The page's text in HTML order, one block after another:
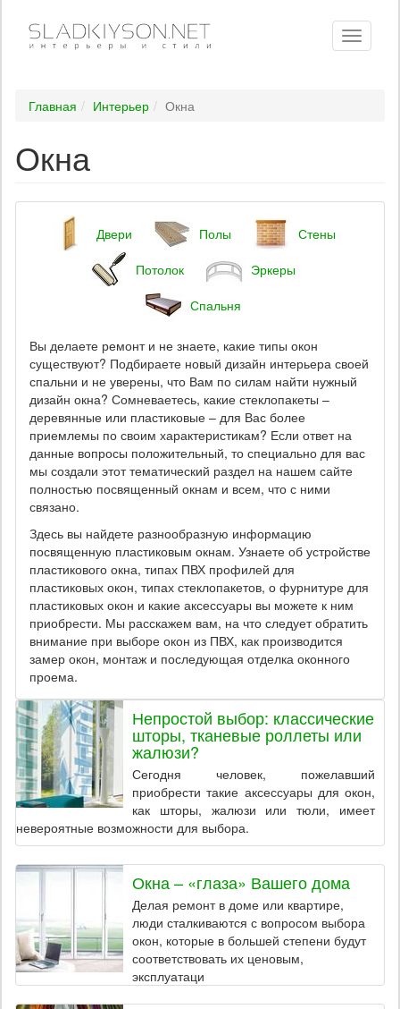
Toggle
Главная Интерьер Окна
Окна
Двери Полы
Стены
Потолок
Эркеры
Спальня
Вы делаете ремонт и не знаете, какие типы окон
существуют? Подбираете новый дизайн интерьера своей
спальни и не уверены, что Вам по силам найти нужный
дизайн окна? Сомневаетесь, какие стеклопакеты –
деревянные или пластиковые – для Вас более
приемлемы по своим характеристикам? Если ответ на
данные вопросы положительный, то специально для вас
мы создали этот тематический раздел на нашем сайте
полностью посвященный окнам и всем, что с ними
связано.
Здесь вы найдете разнообразную информацию
посвященную пластиковым окнам. Узнаете об устройстве
пластикового окна, типах ПВХ профилей для
пластиковых окон, типах стеклопакетов, о фурнитуре для
пластиковых окон и какие аксессуары вы можете к ним
приобрести. Мы расскажем вам, на что следует обратить
внимание при выборе окон из ПВХ, как производится
замер окон, монтаж и последующая отделка оконного
проема.
Непростой выбор: классические
шторы, тканевые роллеты или
жалюзи?
Сегодня человек, пожелавший
приобрести такие аксессуары для окон,
как шторы, жалюзи или тюли, имеет
невероятные возможности для выбора.
Окна – «глаза» Вашего дома
Делая ремонт в доме или квартире,
люди сталкиваются с вопросом выбора
окон, которые в большей степени будут
соответствовать их ценовым,
эксплуатаци